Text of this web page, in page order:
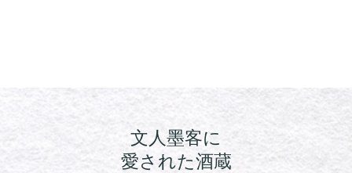
文人墨客に
愛された酒蔵